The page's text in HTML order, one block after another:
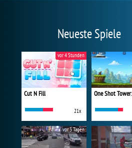
Neueste Spiele
Cut N Fill
21x
vor 4 Stunden
vor 3 Tagen